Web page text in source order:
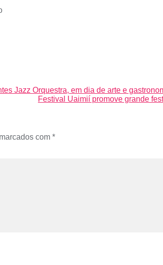
Jazz Orquestra, em dia de arte e
Festival Uaimií promove grande
com *